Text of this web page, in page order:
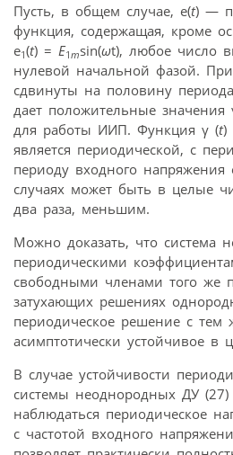
Пусть, в общем случае, e(t) —
функция, содержащая, кроме
e1(t) = E1msin(ωt), любое число
нулевой начальной фазой.
сдвинуты на половину
дает положительные
для работы ИИП. Функция γ (t)
является периодической, с
периоду входного напряжения
случаях может быть в целые
два раза, меньшим.
Можно доказать, что система
периодическими
свободными членами того же
затухающих решениях
периодическое решение с тем
асимптотически устойчивое в
В случае устойчивости
системы неоднородных ДУ
наблюдаться периодическое
c частотой входного